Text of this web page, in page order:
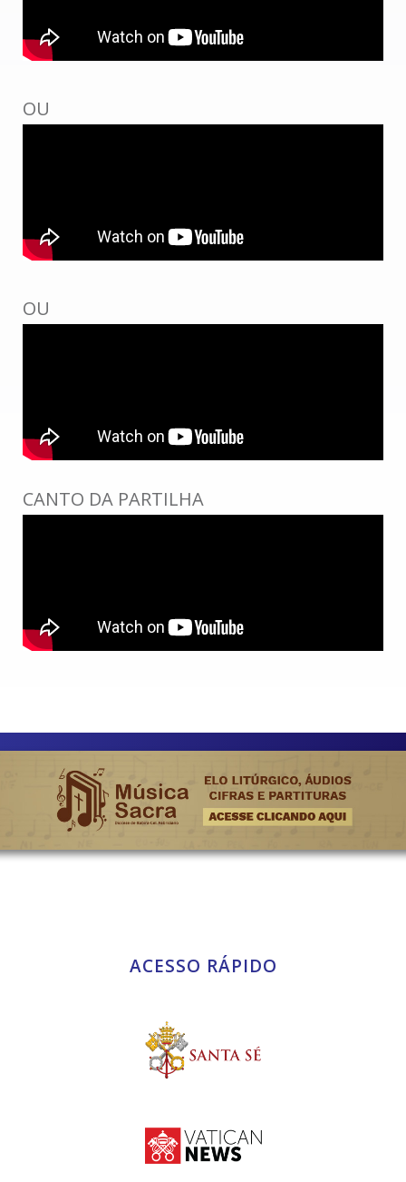
OU
OU
CANTO DA PARTILHA
ACESSO RÁPIDO